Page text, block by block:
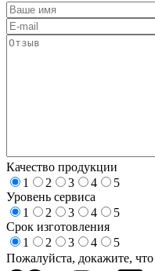
Качество продукции
1
2 3 4
5
Уровень сервиса
1
2 3 4
5
Срок изготовления
1
2 3 4
5
Пожалуйста, докажите,